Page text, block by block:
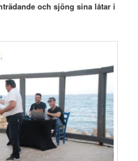
och sjöng sina låtar i